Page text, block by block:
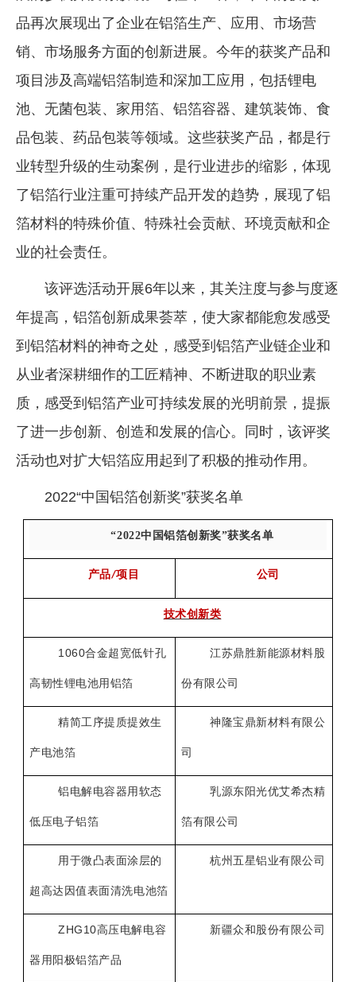
品再次展现出了企业在铝箔生产、应用、市场营
销、市场服务方面的创新进展。今年的获奖产品和
项目涉及高端铝箔制造和深加工应用，包括锂电
池、无菌包装、家用箔、铝箔容器、建筑装饰、食
品包装、药品包装等领域。这些获奖产品，都是行
业转型升级的生动案例，是行业进步的缩影，体现
了铝箔行业注重可持续产品开发的趋势，展现了铝
箔材料的特殊价值、特殊社会贡献、环境贡献和企
业的社会责任。
该评选活动开展6年以来，其关注度与参与度逐
年提高，铝箔创新成果荟萃，使大家都能愈发感受
到铝箔材料的神奇之处，感受到铝箔产业链企业和
从业者深耕细作的工匠精神、不断进取的职业素
质，感受到铝箔产业可持续发展的光明前景，提振
了进一步创新、创造和发展的信心。同时，该评奖
活动也对扩大铝箔应用起到了积极的推动作用。
2022“中国铝箔创新奖”获奖名单
“2022中国铝箔创新奖”获奖名单
产品/项目 公司
技术创新类
1060合金超宽低针孔
高韧性锂电池用铝箔
江苏鼎胜新能源材料股
份有限公司
精简工序提质提效生
产电池箔
神隆宝鼎新材料有限公
司
铝电解电容器用软态
低压电子铝箔
乳源东阳光优艾希杰精
箔有限公司
用于微凸表面涂层的
超高达因值表面清洗电池箔
杭州五星铝业有限公司
ZHG10高压电解电容
器用阳极铝箔产品
新疆众和股份有限公司